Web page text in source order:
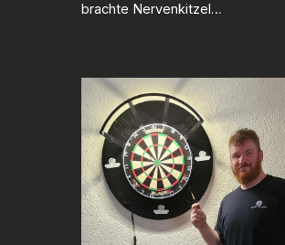
brachte Nervenkitzel…